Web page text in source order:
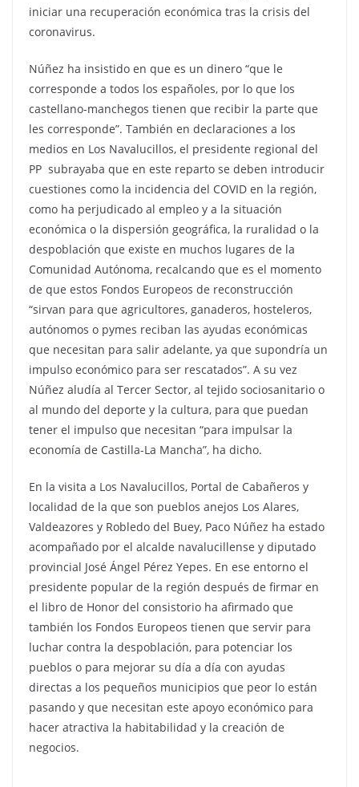
iniciar una recuperación económica tras la crisis del
coronavirus.
Núñez ha insistido en que es un dinero “que le
corresponde a todos los españoles, por lo que los
castellano-manchegos tienen que recibir la parte que
les corresponde”. También en declaraciones a los
medios en Los Navalucillos, el presidente regional del
PP subrayaba que en este reparto se deben introducir
cuestiones como la incidencia del COVID en la región,
como ha perjudicado al empleo y a la situación
económica o la dispersión geográfica, la ruralidad o la
despoblación que existe en muchos lugares de la
Comunidad Autónoma, recalcando que es el momento
de que estos Fondos Europeos de reconstrucción
“sirvan para que agricultores, ganaderos, hosteleros,
autónomos o pymes reciban las ayudas económicas
que necesitan para salir adelante, ya que supondría un
impulso económico para ser rescatados”. A su vez
Núñez aludía al Tercer Sector, al tejido sociosanitario o
al mundo del deporte y la cultura, para que puedan
tener el impulso que necesitan “para impulsar la
economía de Castilla-La Mancha”, ha dicho.
En la visita a Los Navalucillos, Portal de Cabañeros y
localidad de la que son pueblos anejos Los Alares,
Valdeazores y Robledo del Buey, Paco Núñez ha estado
acompañado por el alcalde navalucillense y diputado
provincial José Ángel Pérez Yepes. En ese entorno el
presidente popular de la región después de firmar en
el libro de Honor del consistorio ha afirmado que
también los Fondos Europeos tienen que servir para
luchar contra la despoblación, para potenciar los
pueblos o para mejorar su día a día con ayudas
directas a los pequeños municipios que peor lo están
pasando y que necesitan este apoyo económico para
hacer atractiva la habitabilidad y la creación de
negocios.